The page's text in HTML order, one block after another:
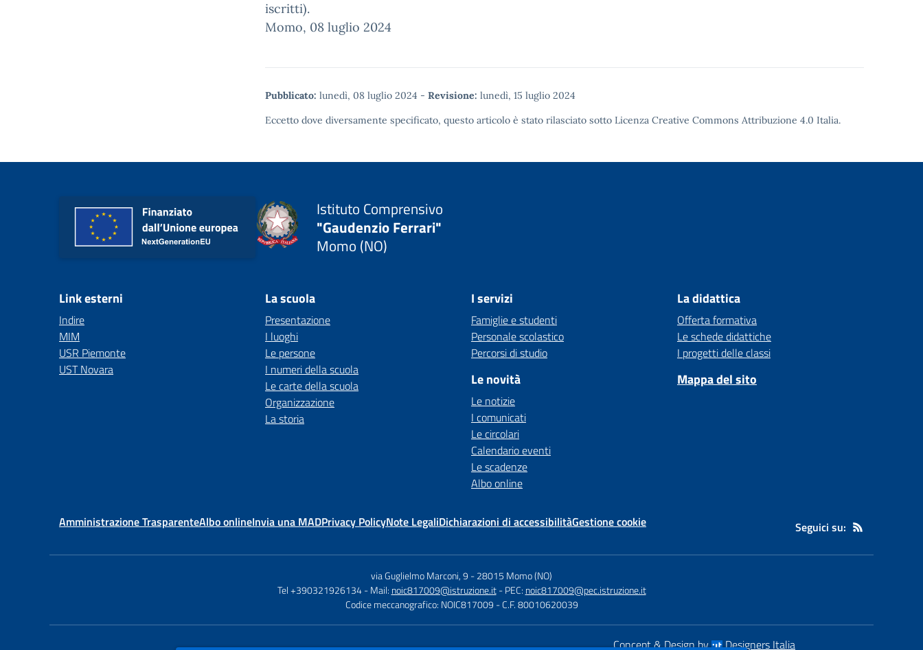
iscritti).
Momo, 08 luglio 2024
Pubblicato: lunedì, 08 luglio 2024 - Revisione: lunedì, 15 luglio 2024
Eccetto dove diversamente specificato, questo articolo è stato rilasciato sotto Licenza Creative Commons Attribuzione 4.0 Italia.
Istituto Comprensivo
"Gaudenzio Ferrari"
Momo (NO)
Link esterni
Indire
MIM
USR Piemonte
UST Novara
La scuola
Presentazione
I luoghi
Le persone
I numeri della scuola
Le carte della scuola
Organizzazione
La storia
I servizi
Famiglie e studenti
Personale scolastico
Percorsi di studio
Le novità
Le notizie
I comunicati
Le circolari
Calendario eventi
Le scadenze
Albo online
La didattica
Offerta formativa
Le schede didattiche
I progetti delle classi
Mappa del sito
Amministrazione TrasparenteAlbo onlineInvia una MADPrivacy PolicyNote LegaliDichiarazioni di accessibilitàGestione cookie Seguici su:
via Guglielmo Marconi, 9 -28015 Momo (NO)
Tel +390321926134 - Mail: noic817009@istruzione.it - PEC: noic817009@pec.istruzione.it
Codice meccanografico: NOIC817009 - C.F. 80010620039
Concept & Design by Designers Italia